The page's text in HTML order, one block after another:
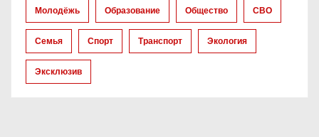
пМолодёжь Образование Общество СВО
Семья Спорт Транспорт Экология
Эксклюзив